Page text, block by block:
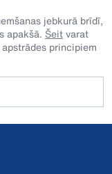
jebkurā brīdī,
apakšā. Šeitvarat
principiem